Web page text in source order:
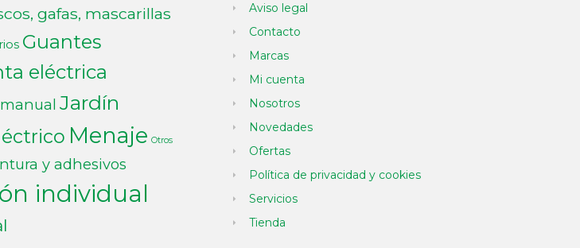
gafas, mascarillas
Guantes
eléctrica
Jardín
Menaje Otros
y adhesivos
individual
Aviso legal
Contacto
Marcas
Mi cuenta
Nosotros
Novedades
Ofertas
Política de privacidad y cookies
Servicios
Tienda